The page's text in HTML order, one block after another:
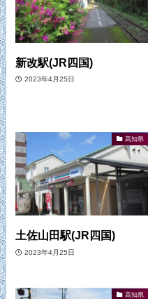
新改駅(JR四国)
2023年4月25日
高知県
土佐山田駅(JR四国)
2023年4月25日
高知県